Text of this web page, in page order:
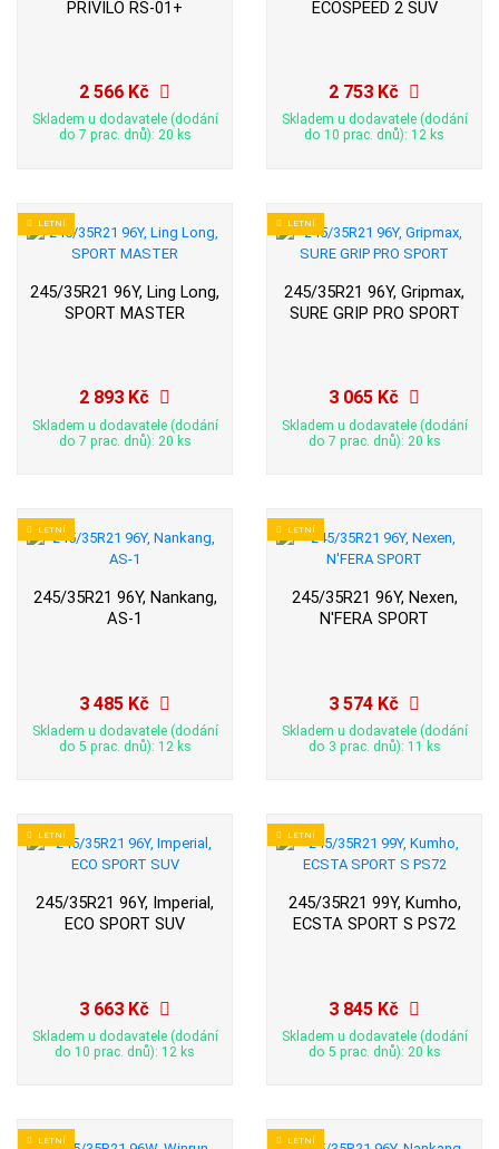
PRIVILO RS-01+
2 566 Kč
Skladem u dodavatele (dodání
do 7 prac. dnů): 20 ks
ECOSPEED 2 SUV
2 753 Kč
Skladem u dodavatele (dodání
do 10 prac. dnů): 12 ks
LETNÍ
245/35R21 96Y, Ling Long,
SPORT MASTER
2 893 Kč
Skladem u dodavatele (dodání
do 7 prac. dnů): 20 ks
LETNÍ
245/35R21 96Y, Gripmax,
SURE GRIP PRO SPORT
3 065 Kč
Skladem u dodavatele (dodání
do 7 prac. dnů): 20 ks
LETNÍ
245/35R21 96Y, Nankang,
AS-1
3 485 Kč
Skladem u dodavatele (dodání
do 5 prac. dnů): 12 ks
LETNÍ
245/35R21 96Y, Nexen,
N'FERA SPORT
3 574 Kč
Skladem u dodavatele (dodání
do 3 prac. dnů): 11 ks
LETNÍ
245/35R21 96Y, Imperial,
ECO SPORT SUV
3 663 Kč
Skladem u dodavatele (dodání
do 10 prac. dnů): 12 ks
LETNÍ
245/35R21 99Y, Kumho,
ECSTA SPORT S PS72
3 845 Kč
Skladem u dodavatele (dodání
do 5 prac. dnů): 20 ks
LETNÍ LETNÍ